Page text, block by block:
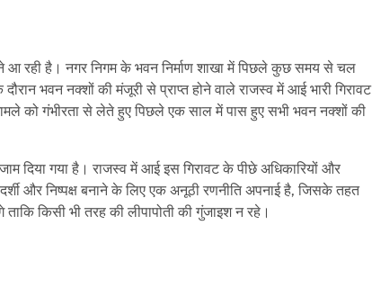
आ रही है। नगर निगम के भवन निर्माण शाखा में पिछले कुछ समय से चल
भवन नक्शों की मंजूरी से प्राप्त होने वाले राजस्व में आई भारी गिरावट
को गंभीरता से लेते हुए पिछले एक साल में पास हुए सभी भवन नक्शों की
दिया गया है। राजस्व में आई इस गिरावट के पीछे अधिकारियों और
और निष्पक्ष बनाने के लिए एक अनूठी रणनीति अपनाई है, जिसके तहत
किसी भी तरह की लीपापोती की गुंजाइश न रहे।